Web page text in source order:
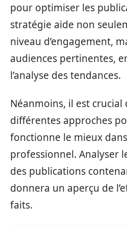
pour optimiser les
stratégie aide non
niveau d’engagement,
audiences pertinentes,
l’analyse des tendances.
Néanmoins, il est crucial
différentes approches
fonctionne le mieux
professionnel. Analyser
des publications
donnera un aperçu de
faits.